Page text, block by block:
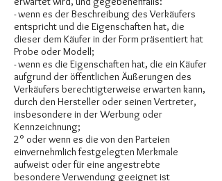
- wenn es der Beschreibung des Verkäufers
entspricht und die Eigenschaften hat, die
dieser dem Käufer in der Form präsentiert hat
Probe oder Modell;
- wenn es die Eigenschaften hat, die ein Käufer
aufgrund der öffentlichen Äußerungen des
Verkäufers berechtigterweise erwarten kann,
durch den Hersteller oder seinen Vertreter,
insbesondere in der Werbung oder
Kennzeichnung;
2° oder wenn es die von den Parteien
einvernehmlich festgelegten Merkmale
aufweist oder für eine angestrebte
besondere Verwendung geeignet ist